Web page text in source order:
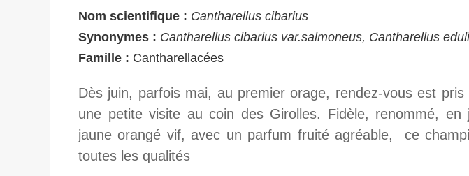
Nom scientifique : Cantharellus cibarius
Synonymes : Cantharellus cibarius var.salmoneus, Cantharellus
Famille : Cantharellacées
Dès juin, parfois mai, au premier orage, rendez-vous est
une petite visite au coin des Girolles. Fidèle, renommé,
jaune orangé vif, avec un parfum fruité agréable, ce
toutes les qualités